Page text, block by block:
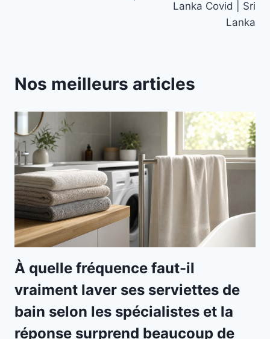
Lanka Covid | Sri
Lanka
Nos meilleurs articles
À quelle fréquence faut-il
vraiment laver ses serviettes de
bain selon les spécialistes et la
réponse surprend beaucoup de